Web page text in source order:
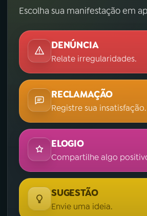
Escolha sua manifestação em
DENÚNCIA
Relate irregularidades.
RECLAMAÇÃO
Registre sua insatisfação.
ELOGIO
Compartilhe algo
SUGESTÃO
Envie uma ideia.